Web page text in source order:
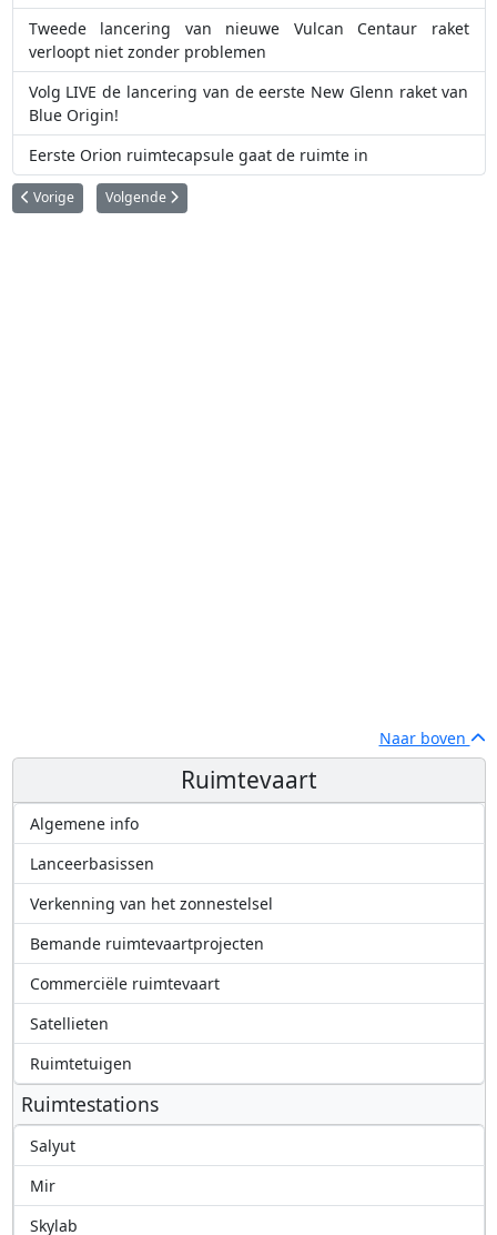
Tweede lancering van nieuwe Vulcan Centaur raket
verloopt niet zonder problemen
Volg LIVE de lancering van de eerste New Glenn raket van
Blue Origin!
Eerste Orion ruimtecapsule gaat de ruimte in
Vorig artikel: R-7 Semyorka: de Sovjet-raket die het ruimte-tijdperk opende
Vorige Volgende artikel: Starship: de raket die de ruimtevaart moet
Volgende
Naar boven
Ruimtevaart
Algemene info
Lanceerbasissen
Verkenning van het zonnestelsel
Bemande ruimtevaartprojecten
Commerciële ruimtevaart
Satellieten
Ruimtetuigen
Ruimtestations
Salyut
Mir
Skylab